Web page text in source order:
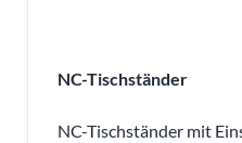
NC-Tischständer
NC-Tischständer mit